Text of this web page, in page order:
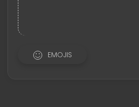
EMOJIS